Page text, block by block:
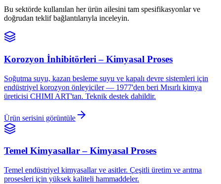
Bu sektörde kullanılan her ürün ailesini tam spesifikasyonlar ve
doğrudan teklif bağlantılarıyla inceleyin.
Korozyon İnhibitörleri – Kimyasal Proses
Soğutma suyu, kazan besleme suyu ve kapalı devre sistemleri için
endüstriyel korozyon önleyiciler — 1977'den beri Mısırlı kimya
üreticisi CHIMI ART'tan. Teknik destek dahildir.
Ürün serisini görüntüle
Temel Kimyasallar – Kimyasal Proses
Temel endüstriyel kimyasallar ve asitler. Çeşitli üretim ve arıtma
prosesleri için yüksek kaliteli hammaddeler.